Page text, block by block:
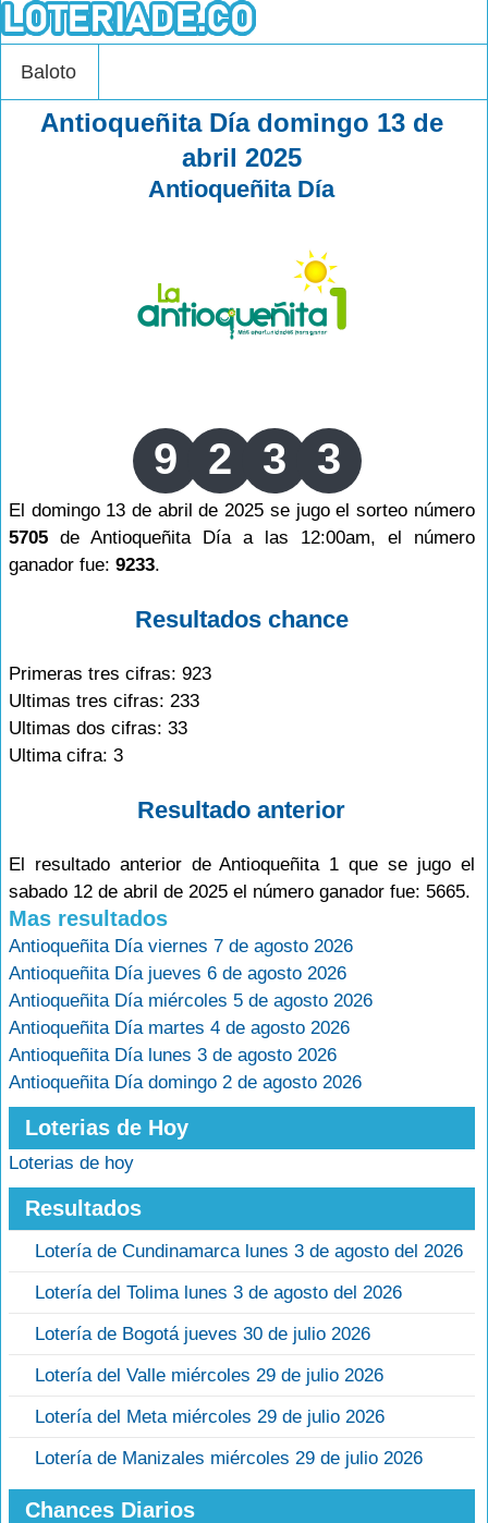
Baloto
Antioqueñita Día domingo 13 de
abril 2025
Antioqueñita Día
9 2 3 3
El domingo 13 de abril de 2025 se jugo el sorteo número
5705 de Antioqueñita Día a las 12:00am, el número
ganador fue: 9233.
Resultados chance
Primeras tres cifras: 923
Ultimas tres cifras: 233
Ultimas dos cifras: 33
Ultima cifra: 3
Resultado anterior
El resultado anterior de Antioqueñita 1 que se jugo el
sabado 12 de abril de 2025 el número ganador fue: 5665.
Mas resultados
Antioqueñita Día viernes 7 de agosto 2026
Antioqueñita Día jueves 6 de agosto 2026
Antioqueñita Día miércoles 5 de agosto 2026
Antioqueñita Día martes 4 de agosto 2026
Antioqueñita Día lunes 3 de agosto 2026
Antioqueñita Día domingo 2 de agosto 2026
Loterias de Hoy
Loterias de hoy
Resultados
Lotería de Cundinamarca lunes 3 de agosto del 2026
Lotería del Tolima lunes 3 de agosto del 2026
Lotería de Bogotá jueves 30 de julio 2026
Lotería del Valle miércoles 29 de julio 2026
Lotería del Meta miércoles 29 de julio 2026
Lotería de Manizales miércoles 29 de julio 2026
Chances Diarios